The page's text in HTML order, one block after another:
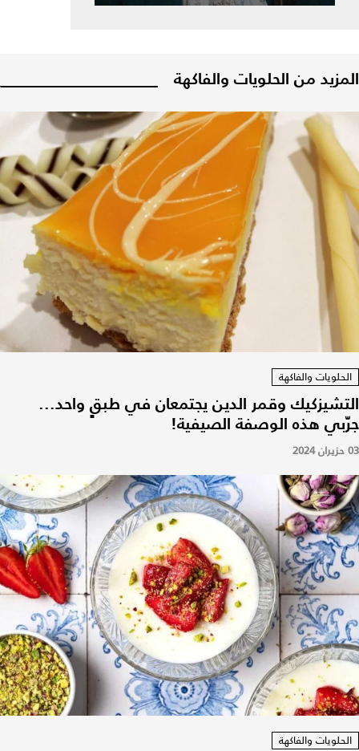
المزيد من الحلويات والفاكهة
الحلويات والفاكهة
التشيزكيك وقمر الدين يجتمعان في طبقٍ واحد...
جرّبي هذه الوصفة الصيفية!
03 حزيران 2024
الحلويات والفاكهة